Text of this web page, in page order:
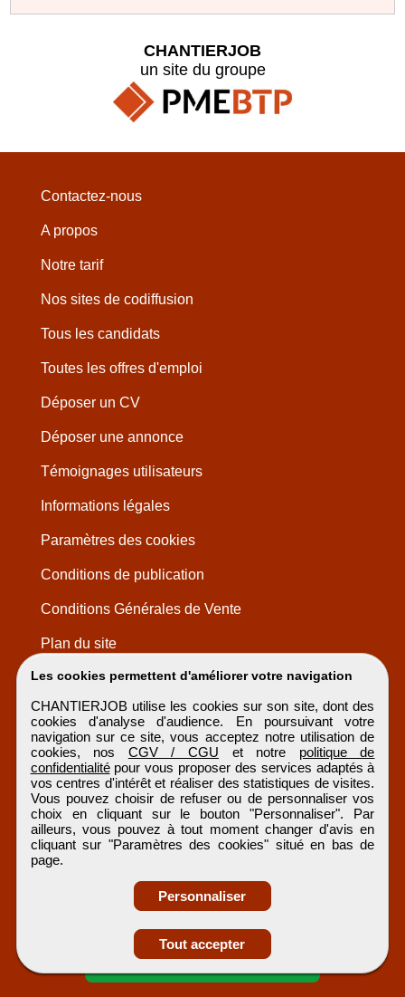
Obtenir ses
coordonnées
Les cookies permettent d'améliorer votre navigation
CHANTIERJOB utilise les cookies sur son site, dont des
cookies d'analyse d'audience. En poursuivant votre
navigation sur ce site, vous acceptez notre utilisation de
cookies, nos CGV / CGU et notre politique de
confidentialitépour vous proposer des services adaptés à
vos centres d'intérêt et réaliser des statistiques de visites.
Vous pouvez choisir de refuser ou de personnaliser vos
choix en cliquant sur le bouton "Personnaliser". Par
ailleurs, vous pouvez à tout moment changer d'avis en
cliquant sur "Paramètres des cookies" situé en bas de
page.
Personnaliser
Tout accepter
CHANTIERJOB
un site du groupe
Contactez-nous
A propos
Notre tarif
Nos sites de codiffusion
Tous les candidats
Toutes les offres d'emploi
Déposer un CV
Déposer une annonce
Témoignages utilisateurs
Informations légales
Paramètres des cookies
Conditions de publication
Conditions Générales de Vente
Plan du site
CHANTIERJOB
Tous droits réservés © 1999 - 2026